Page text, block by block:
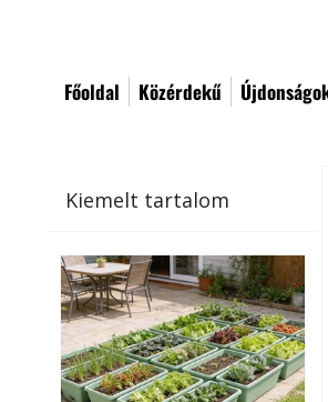
Főoldal Közérdekű
Kiemelt tartalom